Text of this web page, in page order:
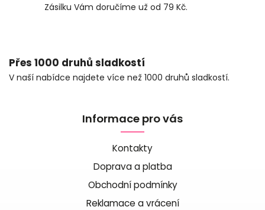
Zásilku Vám doručíme už od 79 Kč.
Přes 1000 druhů sladkostí
V naší nabídce najdete více než 1000 druhů sladkostí.
Informace pro vás
Kontakty
Doprava a platba
Obchodní podmínky
Reklamace a vrácení